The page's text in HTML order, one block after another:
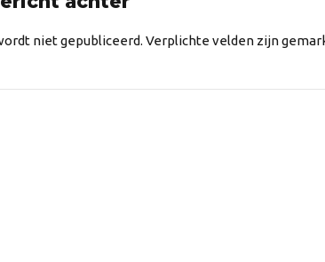
niet gepubliceerd. Verplichte velden zijn